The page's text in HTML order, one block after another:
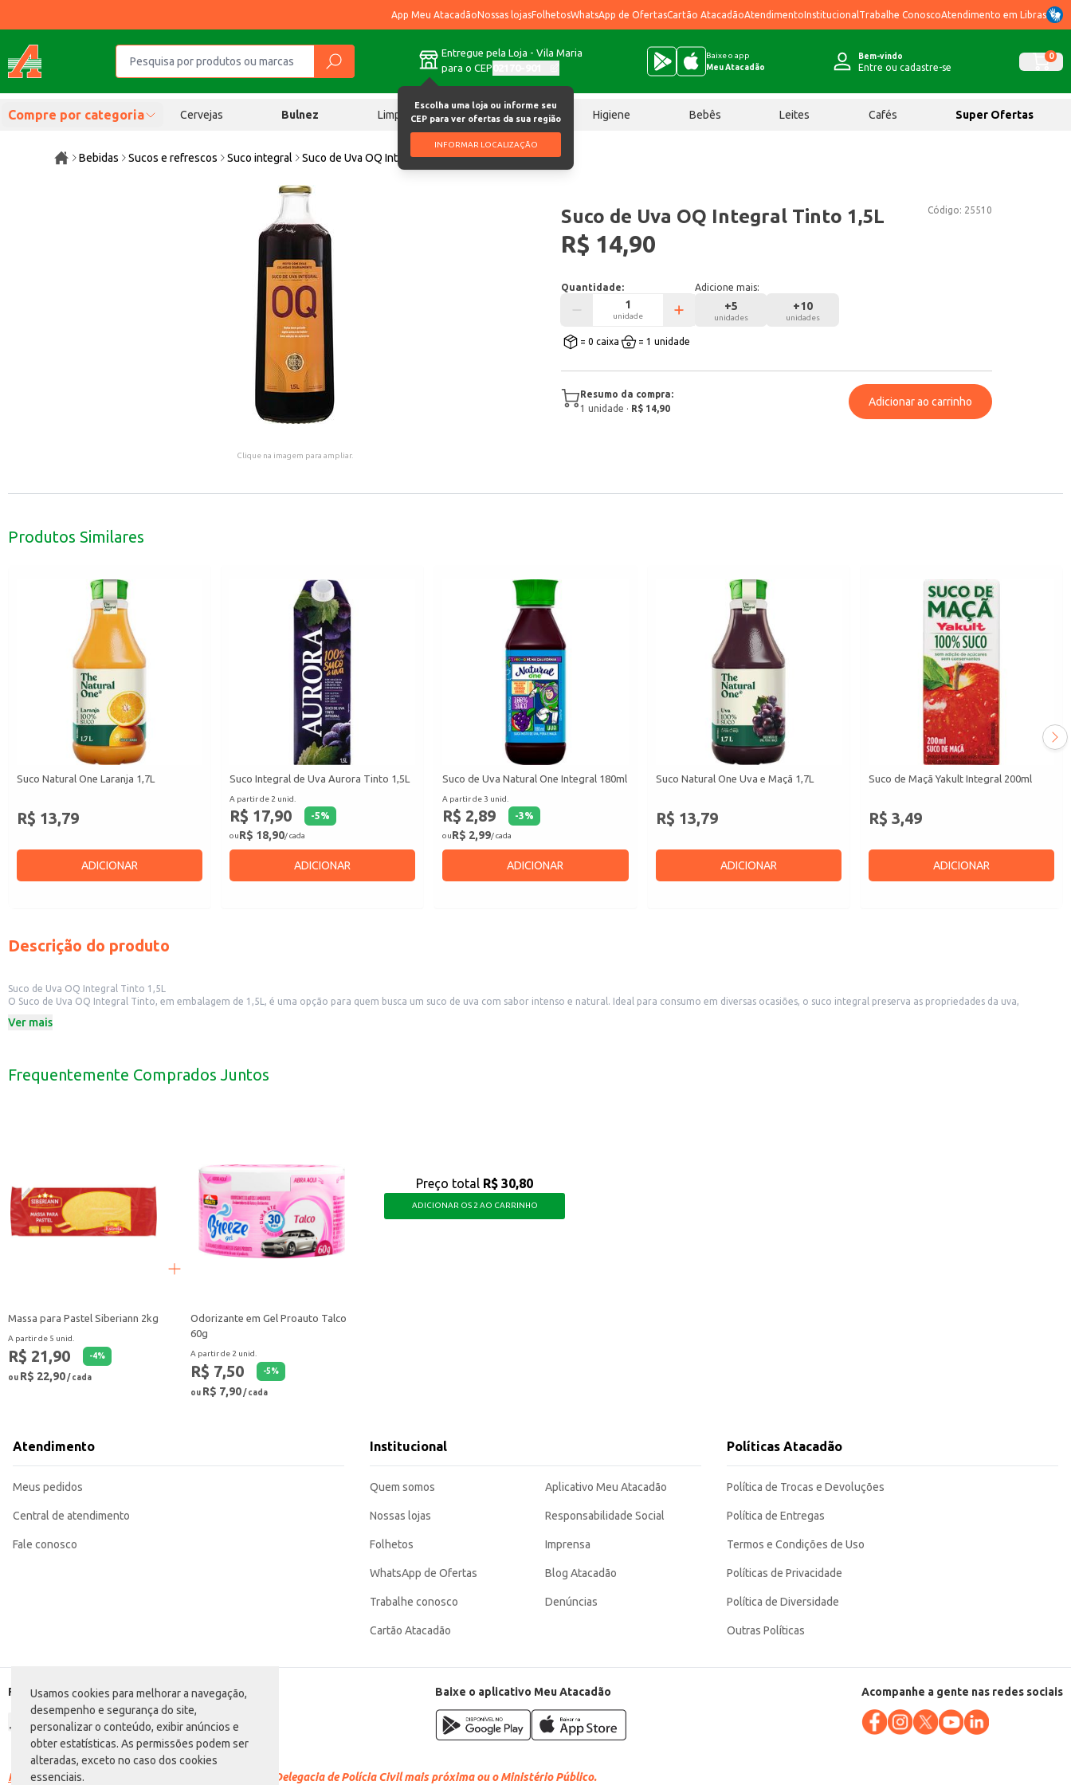
Usamos cookies para melhorar a navegação,
desempenho e segurança do site,
personalizar o conteúdo, exibir anúncios e
obter estatísticas. As permissões podem ser
alteradas, exceto no caso dos cookies
essenciais.
App Meu AtacadãoNossas lojasFolhetosWhatsApp de OfertasCartão AtacadãoAtendimentoInstitucional Trabalhe ConoscoAtendimento em Libras
Entregue pela Loja - Vila Maria
para o CEP
Escolha uma loja ou informe seu
CEP para ver ofertas da sua região
INFORMAR LOCALIZAÇÃO
Baixe o app
Meu Atacadão
Bem-vindo
Entre ou cadastre-se
0
Compre por categoria Cervejas Bulnez Limpeza Chocolates Higiene Bebês Leites Cafés Super Ofertas
Bebidas Sucos e refrescos Suco integral Suco de Uva OQ Integral Tinto 1,5L
Clique na imagem para ampliar.
Código: 25510
Suco de Uva OQ Integral Tinto 1,5L
R$ 14,90
Quantidade:
unidade
Adicione mais:
+5
unidades
+10
unidades
= 0 caixa = 1 unidade
Resumo da compra:
1 unidade · R$ 14,90
Adicionar ao carrinho
Produtos Similares
Suco Natural One Laranja 1,7L
R$ 13,79
ADICIONAR
Suco Integral de Uva Aurora Tinto 1,5L
A partir de 2 unid.
R$ 17,90 -5%
ouR$ 18,90/ cada
ADICIONAR
Suco de Uva Natural One Integral 180ml
A partir de 3 unid.
R$ 2,89 -3%
ouR$ 2,99/ cada
ADICIONAR
Suco Natural One Uva e Maçã 1,7L
R$ 13,79
ADICIONAR
Suco de Maçã Yakult Integral 200ml
R$ 3,49
ADICIONAR
Descrição do produto
Suco de Uva OQ Integral Tinto 1,5L
O Suco de Uva OQ Integral Tinto, em embalagem de 1,5L, é uma opção para quem busca um suco de uva com sabor intenso e natural. Ideal para consumo em diversas ocasiões, o suco integral preserva as propriedades da uva,
Dicas de Uso:
Pode ser consumido puro, gelado, a qualquer hora do dia.
Ver mais
Frequentemente Comprados Juntos
Massa para Pastel Siberiann 2kg
A partir de 5 unid.
R$ 21,90 -4%
ou R$ 22,90/ cada
Odorizante em Gel Proauto Talco
60g
A partir de 2 unid.
R$ 7,50 -5%
ou R$ 7,90/ cada
Preço total R$ 30,80
ADICIONAR OS 2 AO CARRINHO
Atendimento
Meus pedidos
Central de atendimento
Fale conosco
Institucional
Quem somos
Nossas lojas
Folhetos
WhatsApp de Ofertas
Trabalhe conosco
Cartão Atacadão
Aplicativo Meu Atacadão
Responsabilidade Social
Imprensa
Blog Atacadão
Denúncias
Políticas Atacadão
Política de Trocas e Devoluções
Política de Entregas
Termos e Condições de Uso
Políticas de Privacidade
Política de Diversidade
Outras Políticas
Formas de pagamento Baixe o aplicativo Meu Atacadão Acompanhe a gente nas redes sociais
Racismo é crime. Denuncie. Disque 100 ou procure a Delegacia de Polícia Civil mais próxima ou o Ministério Público.